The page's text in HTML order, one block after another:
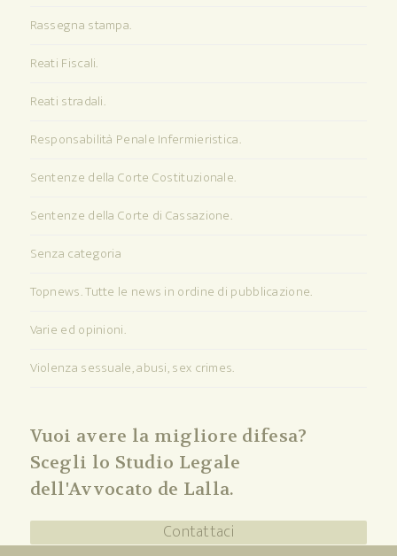
Rassegna stampa.
Reati Fiscali.
Reati stradali.
Responsabilità Penale Infermieristica.
Sentenze della Corte Costituzionale.
Sentenze della Corte di Cassazione.
Senza categoria
Topnews. Tutte le news in ordine di pubblicazione.
Varie ed opinioni.
Violenza sessuale, abusi, sex crimes.
Vuoi avere la migliore difesa?
Scegli lo Studio Legale
dell'Avvocato de Lalla.
Contattaci